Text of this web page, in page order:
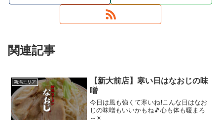
関連記事
新潟エリア
【新大前店】寒い日はなおじの味
噌
今日は風も強くて寒いね❗こんな日はなお
じの味噌もいいかもね🎵心も体も暖まろ
～✴